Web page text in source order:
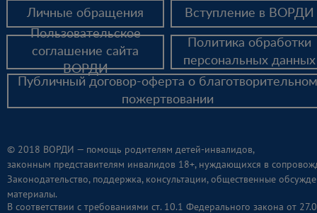
Личные обращения
Вступление в ВОРДИ
Пользовательское
соглашение сайта
ВОРДИ
© 2018 ВОРДИ — помощь родителям детей-инвалидов,
законным представителям инвалидов 18+, нуждающихся в
Законодательство, поддержка, консультации, общественные
материалы.
Политика обработки
персональных данных
Публичный договор-оферта о благотворительном
пожертвовании
В соответствии с требованиями ст. 10.1 Федерального закона от